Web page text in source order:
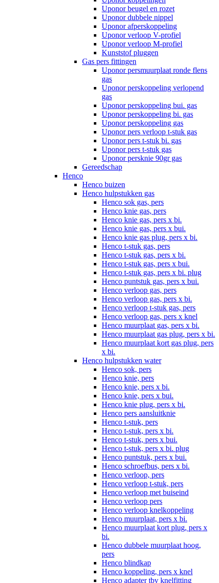
Uponor beugel en rozet
Uponor dubbele nippel
Uponor afperskoppeling
Uponor verloop V-profiel
Uponor verloop M-profiel
Kunststof pluggen
Gas pers fittingen
Uponor persmuurplaat ronde flens
gas
Uponor perskoppeling verlopend
gas
Uponor perskoppeling bui. gas
Uponor perskoppeling bi. gas
Uponor perskoppeling gas
Uponor pers verloop t-stuk gas
Uponor pers t-stuk bi. gas
Uponor pers t-stuk gas
Uponor persknie 90gr gas
Gereedschap
Henco
Henco buizen
Henco hulpstukken gas
Henco sok gas, pers
Henco knie gas, pers
Henco knie gas, pers x bi.
Henco knie gas, pers x bui.
Henco knie gas plug, pers x bi.
Henco t-stuk gas, pers
Henco t-stuk gas, pers x bi.
Henco t-stuk gas, pers x bui.
Henco t-stuk gas, pers x bi. plug
Henco puntstuk gas, pers x bui.
Henco verloop gas, pers
Henco verloop gas, pers x bi.
Henco verloop t-stuk gas, pers
Henco verloop gas, pers x knel
Henco muurplaat gas, pers x bi.
Henco muurplaat gas plug, pers x bi.
Henco muurplaat kort gas plug, pers
x bi.
Henco hulpstukken water
Henco sok, pers
Henco knie, pers
Henco knie, pers x bi.
Henco knie, pers x bui.
Henco knie plug, pers x bi.
Henco pers aansluitknie
Henco t-stuk, pers
Henco t-stuk, pers x bi.
Henco t-stuk, pers x bui.
Henco t-stuk, pers x bi. plug
Henco puntstuk, pers x bui.
Henco schroefbus, pers x bi.
Henco verloop, pers
Henco verloop t-stuk, pers
Henco verloop met buiseind
Henco verloop pers
Henco verloop knelkoppeling
Henco muurplaat, pers x bi.
Henco muurplaat kort plug, pers x
bi.
Henco dubbele muurplaat hoog,
pers
Henco blindkap
Henco koppeling, pers x knel
Henco adapter tbv knelfitting